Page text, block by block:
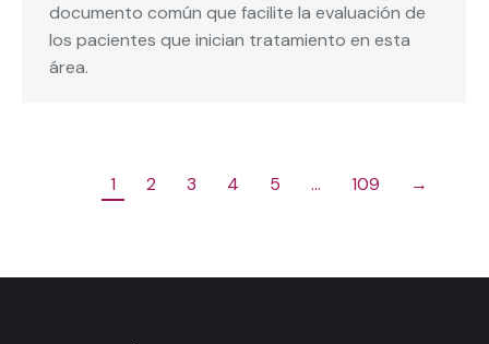
documento común que facilite la evaluación de
los pacientes que inician tratamiento en esta
área.
1 2 3 4 5 … 109 →